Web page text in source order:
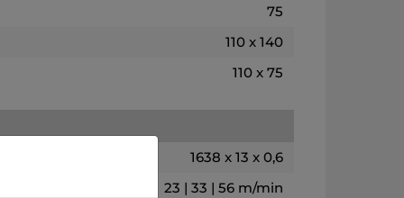
75
110 x 140
110 x 75
1638 x 13 x 0,6
23 | 33 | 56 m/min